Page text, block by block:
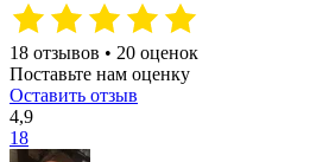
18 отзывов • 20 оценок
Поставьте нам оценку
Оставить отзыв
4,9
18